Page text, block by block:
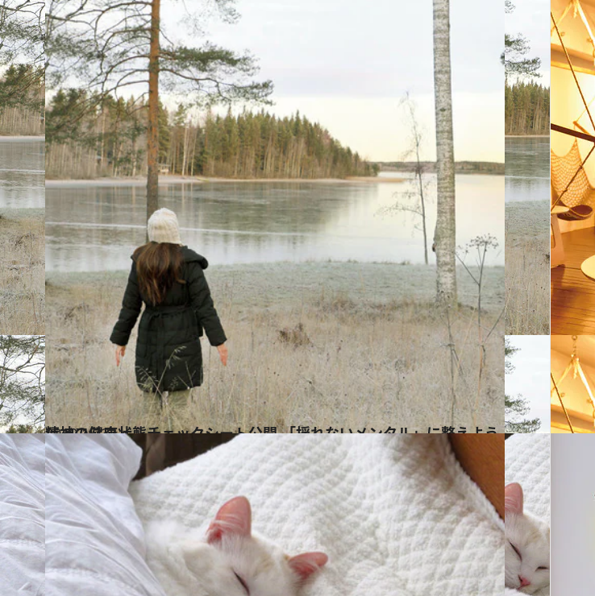
2019.1.23
精神の健康状態チェックシート公開 「揺れないメンタル」に整えよう
ライフスタイル